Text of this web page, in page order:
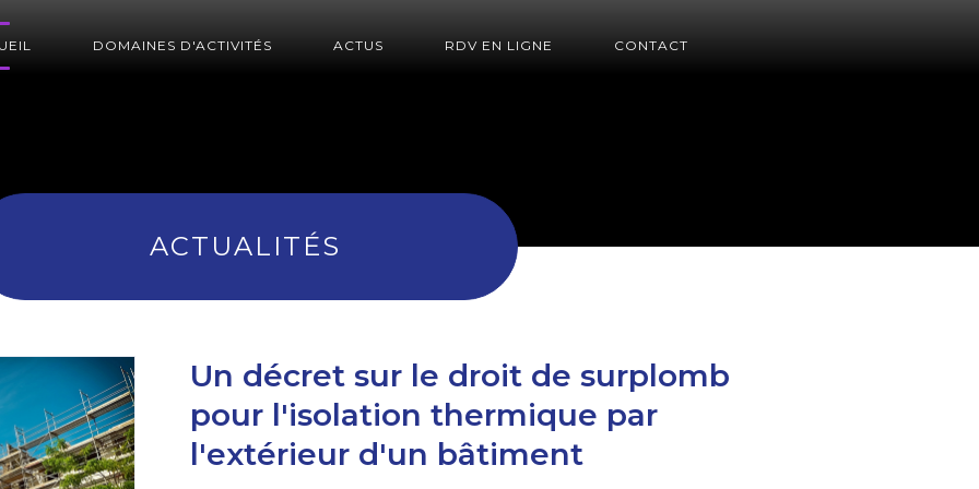
DOMAINES D'ACTIVITÉS ACTUS RDV EN LIGNE CONTACT
ACTUALITÉS
Un décret sur le droit de surplomb
pour l'isolation thermique par
l'extérieur d'un bâtiment